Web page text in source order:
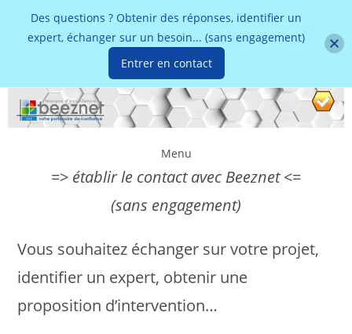
Skip
Menu
=> établir le contact avec Beeznet<=
(sans engagement)
Vous souhaitez échanger sur votre projet,
identifier un expert, obtenir une
proposition d’intervention…
Des questions ? Obtenir des réponses, identifier un
expert, échanger sur un besoin... (sans engagement)
Entrer en contact